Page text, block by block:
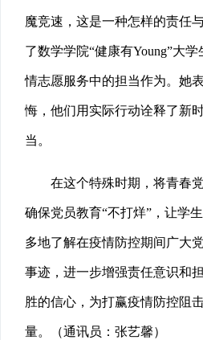
魔竞速，这是一种怎样的责任
了数学学院“健康有Young”大
情志愿服务中的担当作为。她
悔，他们用实际行动诠释了新
当。
在这个特殊时期，将青春党
确保党员教育“不打烊”，让学
多地了解在疫情防控期间广大
事迹，进一步增强责任意识和
胜的信心，为打赢疫情防控阻
量。（通讯员：张艺馨）